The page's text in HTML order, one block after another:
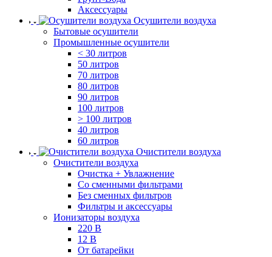
Аксессуары
Осушители воздуха
Бытовые осушители
Промышленные осушители
< 30 литров
50 литров
70 литров
80 литров
90 литров
100 литров
> 100 литров
40 литров
60 литров
Очистители воздуха
Очистители воздуха
Очистка + Увлажнение
Cо сменными фильтрами
Без сменных фильтров
Фильтры и аксессуары
Ионизаторы воздуха
220 В
12 В
От батарейки